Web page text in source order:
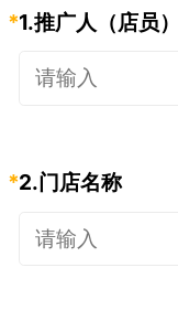
*1.推广人（店员）
*2.门店名称